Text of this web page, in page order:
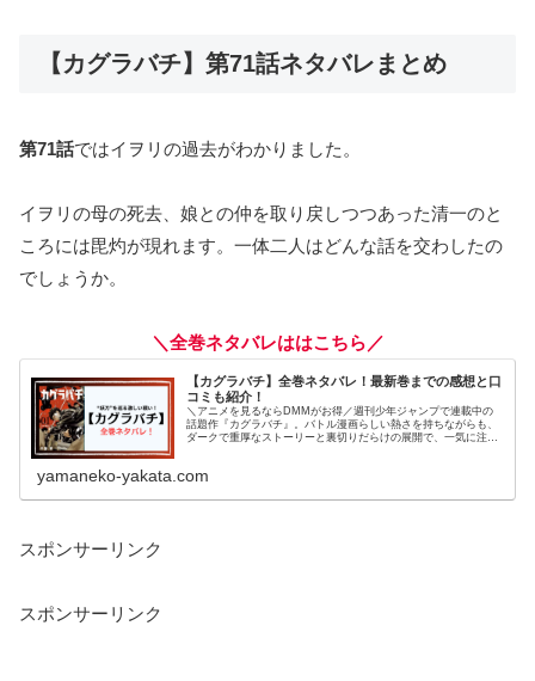
【カグラバチ】第71話ネタバレまとめ
第71話ではイヲリの過去がわかりました。
イヲリの母の死去、娘との仲を取り戻しつつあった清一のと
ころには毘灼が現れます。一体二人はどんな話を交わしたの
でしょうか。
＼全巻ネタバレははこちら／
【カグラバチ】全巻ネタバレ！最新巻までの感想と口
コミも紹介！
＼アニメを見るならDMMがお得／週刊少年ジャンプで連載中の
話題作『カグラバチ』。バトル漫画らしい熱さを持ちながらも、
ダークで重厚なストーリーと裏切りだらけの展開で、一気に注目
yamaneko-yakata.com
スポンサーリンク
スポンサーリンク